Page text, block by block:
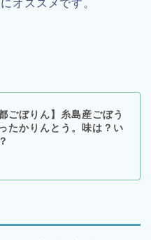
オススメです。
都ごぼりん】糸島産ごぼう
たかりんとう。味は？い